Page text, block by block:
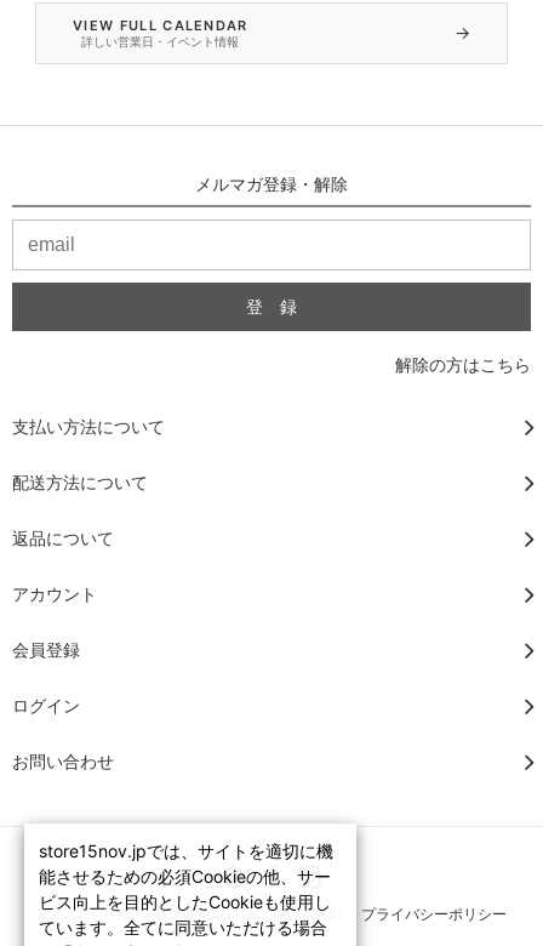
VIEW FULL CALENDAR
詳しい営業日・イベント情報 →
メルマガ登録・解除
解除の方はこちら
支払い方法について
配送方法について
返品について
アカウント
会員登録
ログイン
お問い合わせ
RSS / ATOM 特定商法取引法に基づく表記 プライバシーポリシー
store15nov.jpでは、サイトを適切に機
能させるための必須Cookieの他、サー
ビス向上を目的としたCookieも使用し
ています。全てに同意いただける場合